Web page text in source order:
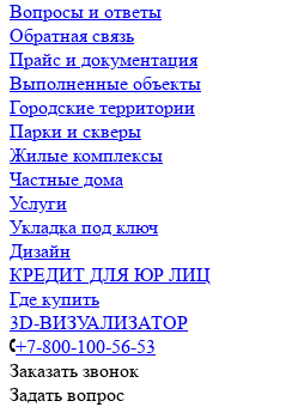
Вопросы и ответы
Обратная связь
Прайс и документация
Выполненные объекты
Городские территории
Парки и скверы
Жилые комплексы
Частные дома
Услуги
Укладка под ключ
Дизайн
КРЕДИТ ДЛЯ ЮР ЛИЦ
Где купить
3D-ВИЗУАЛИЗАТОР
+7-800-100-56-53
Заказать звонок
Задать вопрос